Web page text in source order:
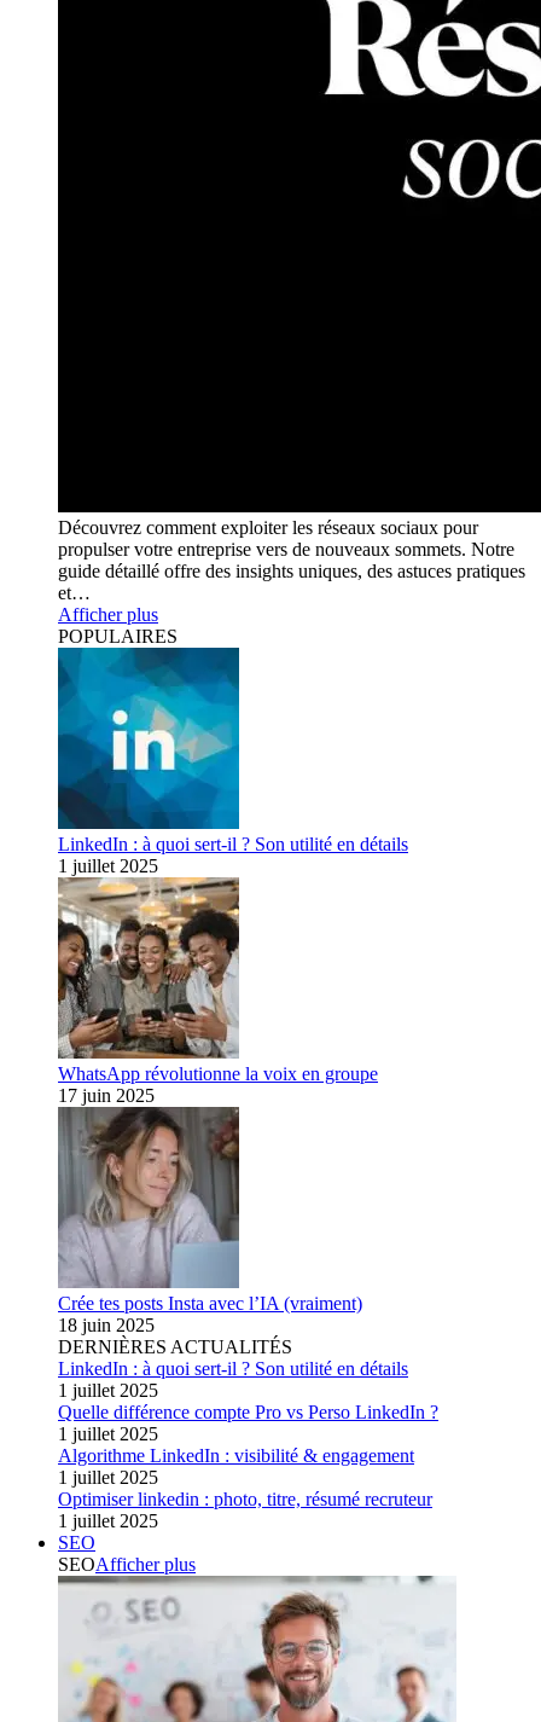
Découvrez comment exploiter les réseaux sociaux pour
propulser votre entreprise vers de nouveaux sommets. Notre
guide détaillé offre des insights uniques, des astuces pratiques
et…
Afficher plus
POPULAIRES
LinkedIn : à quoi sert-il ? Son utilité en détails
1 juillet 2025
WhatsApp révolutionne la voix en groupe
17 juin 2025
Crée tes posts Insta avec l’IA (vraiment)
18 juin 2025
DERNIÈRES ACTUALITÉS
LinkedIn : à quoi sert-il ? Son utilité en détails
1 juillet 2025
Quelle différence compte Pro vs Perso LinkedIn ?
1 juillet 2025
Algorithme LinkedIn : visibilité & engagement
1 juillet 2025
Optimiser linkedin : photo, titre, résumé recruteur
1 juillet 2025
SEO
SEOAfficher plus